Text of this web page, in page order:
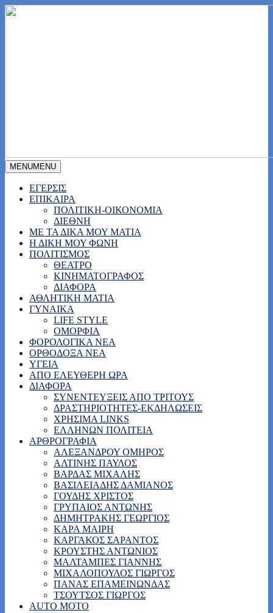
MENUMENU
ΕΓΕΡΣΙΣ
ΕΠΙΚΑΙΡΑ
ΠΟΛΙΤΙΚΗ-ΟΙΚΟΝΟΜΙΑ
ΔΙΕΘΝΗ
ΜΕ ΤΑ ΔΙΚΑ ΜΟΥ ΜΑΤΙΑ
Η ΔΙΚΗ ΜΟΥ ΦΩΝΗ
ΠΟΛΙΤΙΣΜΟΣ
ΘΕΑΤΡΟ
ΚΙΝΗΜΑΤΟΓΡΑΦΟΣ
ΔΙΑΦΟΡΑ
ΑΘΛΗΤΙΚΗ ΜΑΤΙΑ
ΓΥΝΑΙΚΑ
LIFE STYLE
ΟΜΟΡΦΙΑ
ΦΟΡΟΛΟΓΙΚΑ ΝΕΑ
ΟΡΘΟΔΟΞΑ ΝΕΑ
ΥΓΕΙΑ
ΑΠΟ ΕΛΕΥΘΕΡΗ ΩΡΑ
ΔΙΑΦΟΡΑ
ΣΥΝΕΝΤΕΥΞΕΙΣ ΑΠΟ ΤΡΙΤΟΥΣ
ΔΡΑΣΤΗΡΙΟΤΗΤΕΣ-ΕΚΔΗΛΩΣΕΙΣ
ΧΡΗΣΙΜΑ LINKS
ΕΛΛΗΝΩΝ ΠΟΛΙΤΕΙΑ
ΑΡΘΡΟΓΡΑΦΙΑ
ΑΛΕΞΑΝΔΡΟΥ ΟΜΗΡΟΣ
ΑΛΤΙΝΗΣ ΠΑΥΛΟΣ
ΒΑΡΔΑΣ ΜΙΧΑΛΗΣ
ΒΑΣΙΛΕΙΑΔΗΣ ΔΑΜΙΑΝΟΣ
ΓΟΥΔΗΣ ΧΡΙΣΤΟΣ
ΓΡΥΠΑΙΟΣ ΑΝΤΩΝΗΣ
ΔΗΜΗΤΡΑΚΗΣ ΓΕΩΡΓΙΟΣ
ΚΑΡΑ ΜΑΙΡΗ
ΚΑΡΓΑΚΟΣ ΣΑΡΑΝΤΟΣ
ΚΡΟΥΣΤΗΣ ΑΝΤΩΝΙΟΣ
ΜΑΛΤΑΜΠΕΣ ΓΙΑΝΝΗΣ
ΜΙΧΑΛΟΠΟΥΛΟΣ ΓΙΩΡΓΟΣ
ΠΑΝΑΣ ΕΠΑΜΕΙΝΩΝΔΑΣ
ΤΣΟΥΤΣΟΣ ΓΙΩΡΓΟΣ
AUTO MOTO